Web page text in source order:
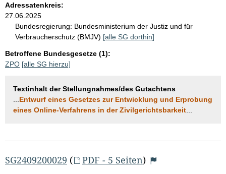
Adressatenkreis:
27.06.2025
Bundesregierung: Bundesministerium der Justiz und für
Verbraucherschutz (BMJV) [alle SG dorthin]
Betroffene Bundesgesetze (1):
ZPO [alle SG hierzu]
Textinhalt der Stellungnahmes/des Gutachtens
Entwurf eines Gesetzes zur Entwicklung und Erprobung
eines Online-Verfahrens in der Zivilgerichtsbarkeit
SG2409200029 ( PDF - 5 Seiten)